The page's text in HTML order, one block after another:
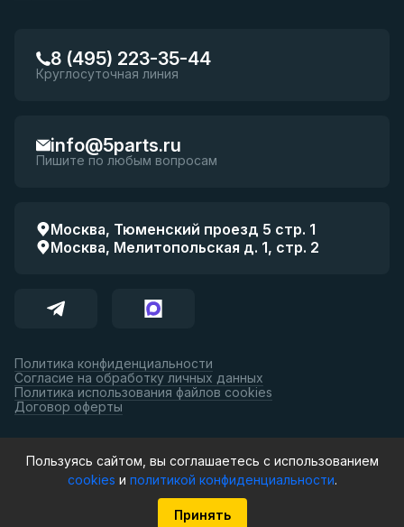
8 (495) 223-35-44
Круглосуточная линия
info@5parts.ru
Пишите по любым вопросам
Москва, Тюменский проезд 5 стр. 1
Москва, Мелитопольская д. 1, стр. 2
Политика конфиденциальности
Согласие на обработку личных данных
Политика использования файлов cookies
Договор оферты
Принимаем к оплате:
© 5parts, 2026. Все права защищены.
Пользуясь сайтом, вы соглашаетесь с использованием
cookies и политикой конфиденциальности.
Принять